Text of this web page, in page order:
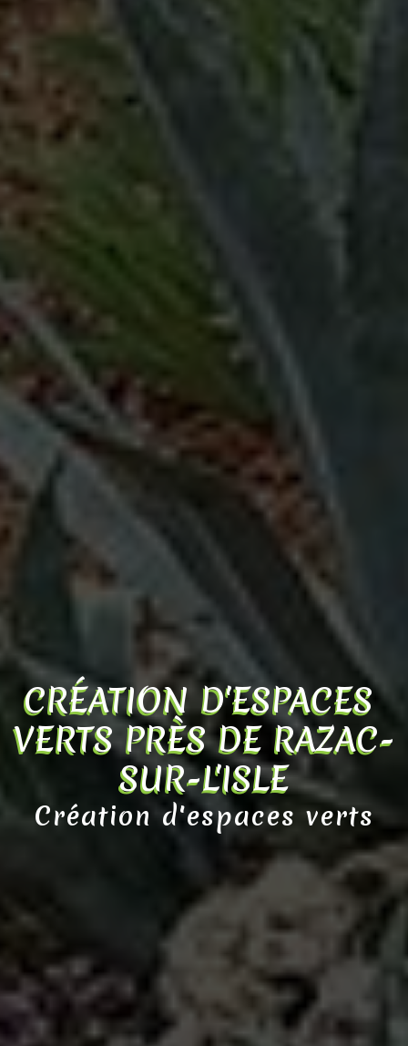
CRÉATION D'ESPACES
VERTS PRÈS DE RAZAC-
SUR-L'ISLE
Création d'espaces verts